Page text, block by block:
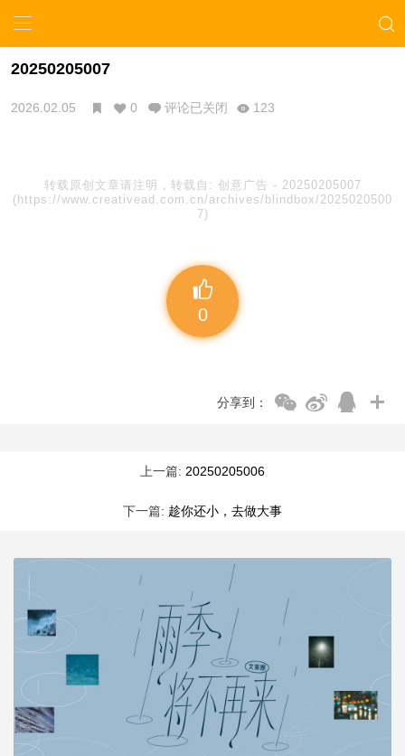
20250205007
2026.02.05 0 评论已关闭 123
转载原创文章请注明，转载自: 创意广告 - 20250205007
(https://www.creativead.com.cn/archives/blindbox/2025020500
7)
0
分享到：
上一篇: 20250205006
下一篇: 趁你还小，去做大事